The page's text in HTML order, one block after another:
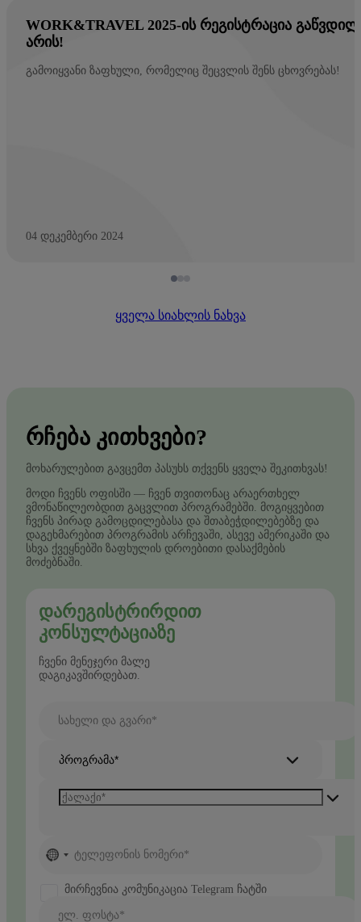
WORK&TRAVEL 2025-ᲘᲡ ᲠᲔᲒᲘᲡᲢᲠᲐᲪᲘᲐ
ᲐᲠᲘᲡ!
გამოიყვანი ზაფხული, რომელიც შეცვლის შენს ცხოვრებას!
04 დეკემბერი 2024
ყველა სიახლის ნახვა
ᲠᲩᲔᲑᲐ ᲙᲘᲗᲮᲕᲔᲑᲘ?
მოხარულებით გავცემთ პასუხს თქვენს ყველა შეკითხვას!
მოდი ჩვენს ოფისში — ჩვენ თვითონაც არაერთხელ
ვმონაწილეობდით გაცვლით პროგრამებში. მოგიყვებით
ჩვენს პირად გამოცდილებასა და შთაბეჭდილებებზე და
დაგეხმარებით პროგრამის არჩევაში, ასევე ამერიკაში და
სხვა ქვეყნებში ზაფხულის დროებითი დასაქმების
მოძებნაში.
ᲓᲐᲠᲔᲒᲘᲡᲢᲠᲘᲠᲓᲘᲗ
ᲙᲝᲜᲡᲣᲚᲢᲐᲪᲘᲐᲖᲔ
ჩვენი მენეჯერი მალე
დაგიკავშირდებათ.
სახელი და გვარი*
პროგრამა*
No
selected
ტელეფონის ნომერი*
მირჩევნია კომუნიკაცია Telegram ჩატში
ელ. ფოსტა*